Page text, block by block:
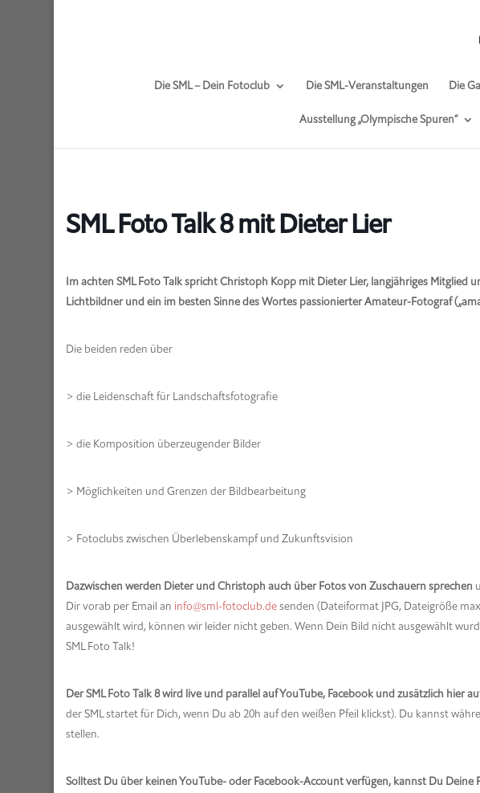
Die SML – Dein Fotoclub Die SML-Veranstaltungen Die
Ausstellung „Olympische Spuren“
SML Foto Talk 8 mit Dieter Lier
Im achten SML Foto Talk spricht Christoph Kopp mit Dieter Lier, langjähriges Mitglied
Lichtbildner und ein im besten Sinne des Wortes passionierter Amateur-Fotograf
Die beiden reden über
> die Leidenschaft für Landschaftsfotografie
> die Komposition überzeugender Bilder
> Möglichkeiten und Grenzen der Bildbearbeitung
> Fotoclubs zwischen Überlebenskampf und Zukunftsvision
Dazwischen werden Dieter und Christoph auch über Fotos von Zuschauern sprechen
Dir vorab per Email an info@sml-fotoclub.desenden (Dateiformat JPG, Dateigröße
ausgewählt wird, können wir leider nicht geben. Wenn Dein Bild nicht ausgewählt
SML Foto Talk!
Der SML Foto Talk 8 wird live und parallel auf YouTube, Facebook und zusätzlich hier
der SML startet für Dich, wenn Du ab 20h auf den weißen Pfeil klickst). Du kannst
stellen.
Solltest Du über keinen YouTube- oder Facebook-Account verfügen, kannst Du